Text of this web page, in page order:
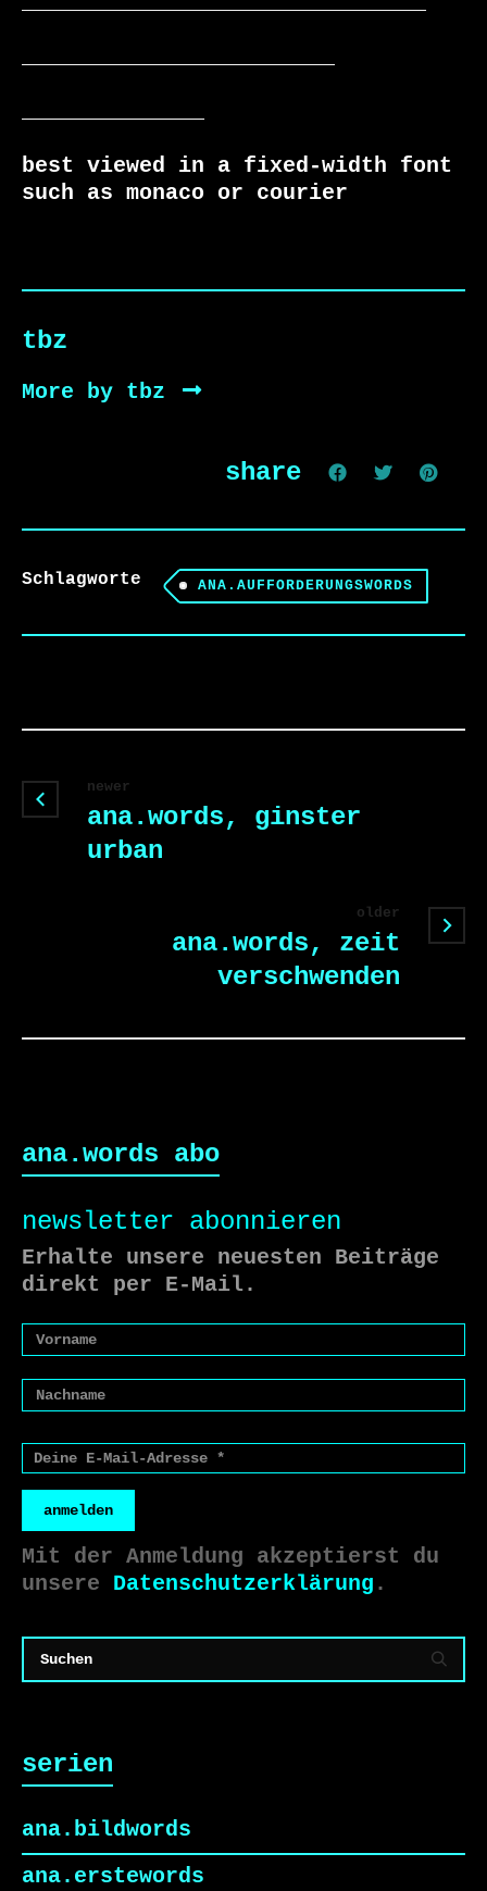
best viewed in a fixed-width font
such as monaco or courier
tbz
More by tbz
share
Schlagworte ANA.AUFFORDERUNGSWORDS
newer
ana.words, ginster
urban
older
ana.words, zeit
verschwenden
ana.words abo
newsletter abonnieren
Erhalte unsere neuesten Beiträge
direkt per E-Mail.
anmelden
Mit der Anmeldung akzeptierst du
unsere Datenschutzerklärung .
serien
ana.bildwords
ana.erstewords